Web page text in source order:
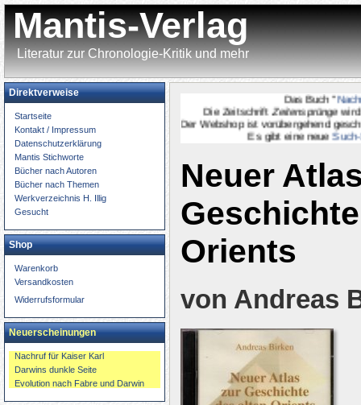
Mantis-Verlag
Literatur zur Chronologie-Kritik und mehr
Das Buch "Nachruf
Die ZeitschriftZeitensprüngewird
Der Webshop ist vorübergehend
Es gibt eine neueSuch-
Neuer
Orients
von Andreas
Direktverweise
Startseite
Kontakt / Impressum
Datenschutzerklärung
Mantis Stichworte
Bücher nach Autoren
Bücher nach Themen
Werkverzeichnis H. Illig
Gesucht
Shop
Warenkorb
Versandkosten
Widerrufsformular
Neuerscheinungen
Nachruf für Kaiser Karl
Darwins dunkle Seite
Evolution nach Fabre und Darwin